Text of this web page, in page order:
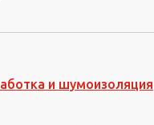
и шумоизоляция